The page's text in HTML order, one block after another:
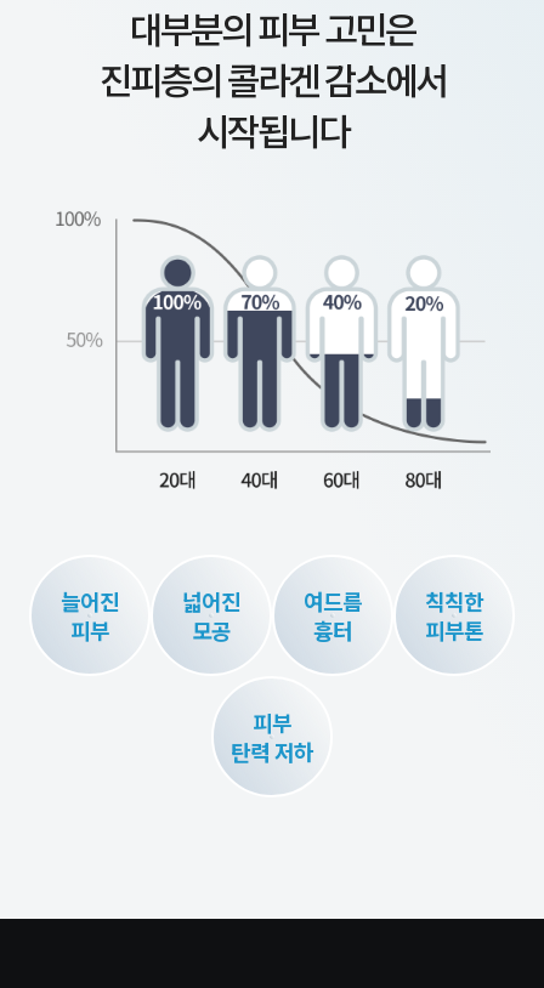
대부분의 피부 고민은
진피층의 콜라겐 감소에서
시작됩니다
늘어진
피부
넓어진
모공
여드름
흉터
칙칙한
피부톤
피부
탄력 저하